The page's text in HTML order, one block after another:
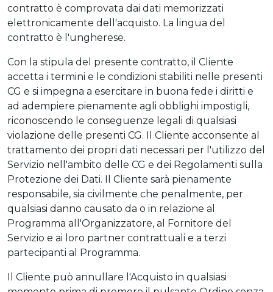
contratto è comprovata dai dati memorizzati
elettronicamente dell'acquisto. La lingua del
contratto è l'ungherese.
Con la stipula del presente contratto, il Cliente
accetta i termini e le condizioni stabiliti nelle presenti
CG e si impegna a esercitare in buona fede i diritti e
ad adempiere pienamente agli obblighi impostigli,
riconoscendo le conseguenze legali di qualsiasi
violazione delle presenti CG. Il Cliente acconsente al
trattamento dei propri dati necessari per l'utilizzo del
Servizio nell'ambito delle CG e dei Regolamenti sulla
Protezione dei Dati. Il Cliente sarà pienamente
responsabile, sia civilmente che penalmente, per
qualsiasi danno causato da o in relazione al
Programma all'Organizzatore, al Fornitore del
Servizio e ai loro partner contrattuali e a terzi
partecipanti al Programma.
Il Cliente può annullare l'Acquisto in qualsiasi